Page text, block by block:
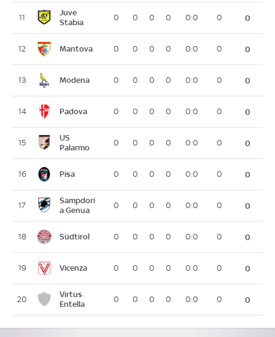
11
Juve
Stabia
0 0 0 0 0:0 0 0
12 Mantova 0 0 0 0 0:0 0 0
13 Modena 0 0 0 0 0:0 0 0
14 Padova 0 0 0 0 0:0 0 0
15
US
Palarmo
0 0 0 0 0:0 0 0
16 Pisa 0 0 0 0 0:0 0 0
17
Sampdori
a Genua
0 0 0 0 0:0 0 0
18 Südtirol 0 0 0 0 0:0 0 0
19 Vicenza 0 0 0 0 0:0 0 0
20
Virtus
Entella
0 0 0 0 0:0 0 0